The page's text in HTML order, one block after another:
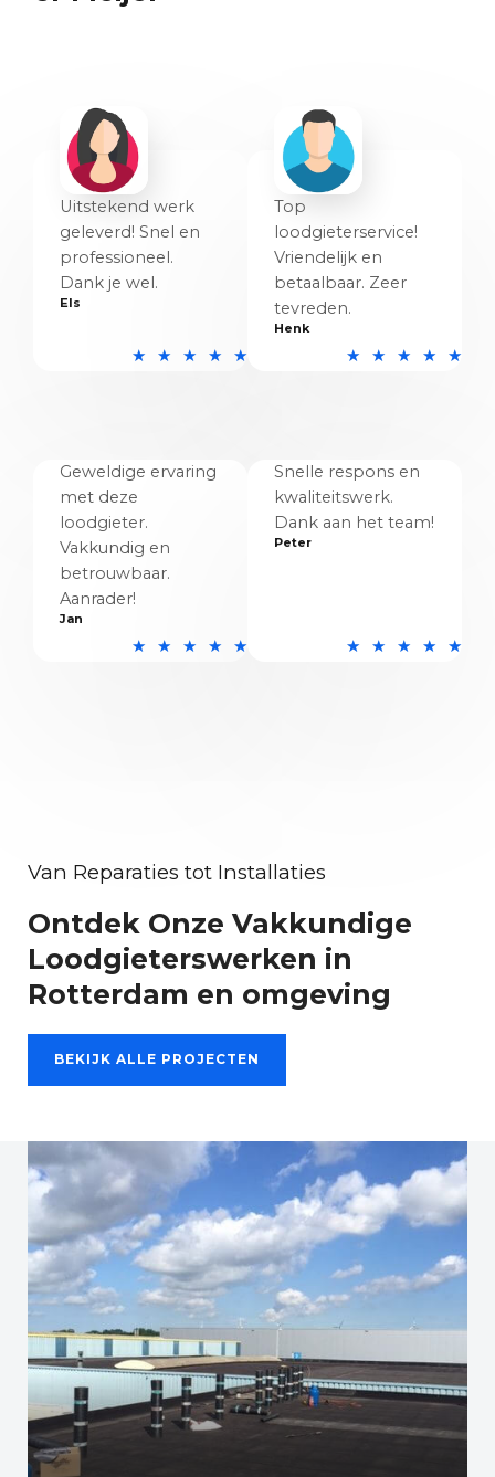
Uitstekend werk
geleverd! Snel en
professioneel.
Dank je wel.
★ ★ ★ ★ ★
Els
Top
loodgieterservice!
Vriendelijk en
betaalbaar. Zeer
tevreden.
★ ★ ★ ★ ★
Henk
Geweldige ervaring
met deze
loodgieter.
Vakkundig en
betrouwbaar.
Aanrader!
★ ★ ★ ★ ★
Jan
Snelle respons en
kwaliteitswerk.
Dank aan het team!
Peter
★ ★ ★ ★ ★
Van Reparaties tot Installaties
Ontdek Onze Vakkundige
Loodgieterswerken in
Rotterdam en omgeving
BEKIJK ALLE PROJECTEN